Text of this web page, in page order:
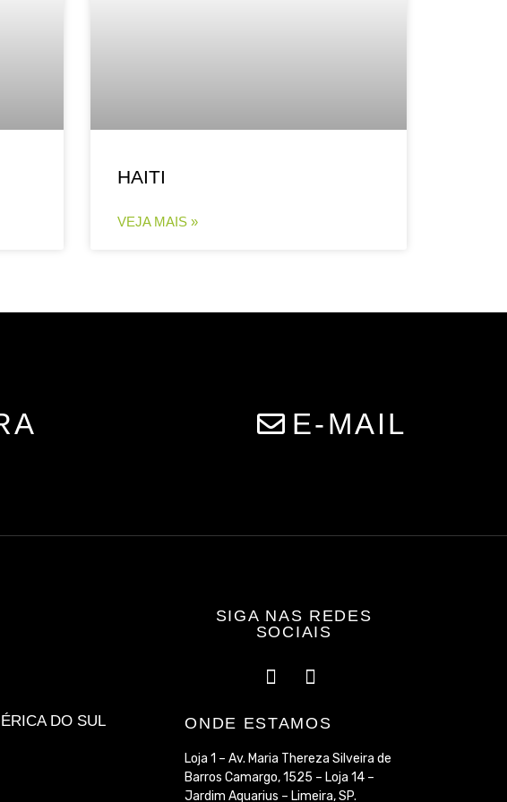
HAITI
VEJA MAIS »
E-MAIL
DO SUL
SIGA NAS REDES
SOCIAIS
ONDE ESTAMOS
Loja 1 – Av. Maria Thereza Silveira de
Barros Camargo, 1525 – Loja 14 –
Jardim Aquarius – Limeira, SP.